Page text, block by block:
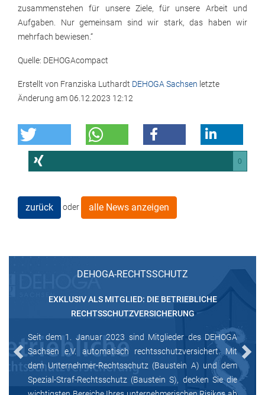
zusammenstehen für unsere Ziele, für unsere Arbeit und
Aufgaben. Nur gemeinsam sind wir stark, das haben wir
mehrfach bewiesen.“
Quelle: DEHOGAcompact
Erstellt von Franziska Luthardt DEHOGA Sachsen letzte
Änderung am06.12.2023 12:12
0
zurück oder alle News anzeigen
DEHOGA-RECHTSSCHUTZ
EXKLUSIV ALS MITGLIED: DIE BETRIEBLICHE
RECHTSSCHUTZVERSICHERUNG
Seit dem 1. Januar 2023 sind Mitglieder des DEHOGA
Sachsen e.V. automatisch rechtsschutzversichert. Mit
dem Unternehmer-Rechtsschutz (Baustein A) und dem
Spezial-Straf-Rechtsschutz (Baustein S), decken Sie die
Previous Next